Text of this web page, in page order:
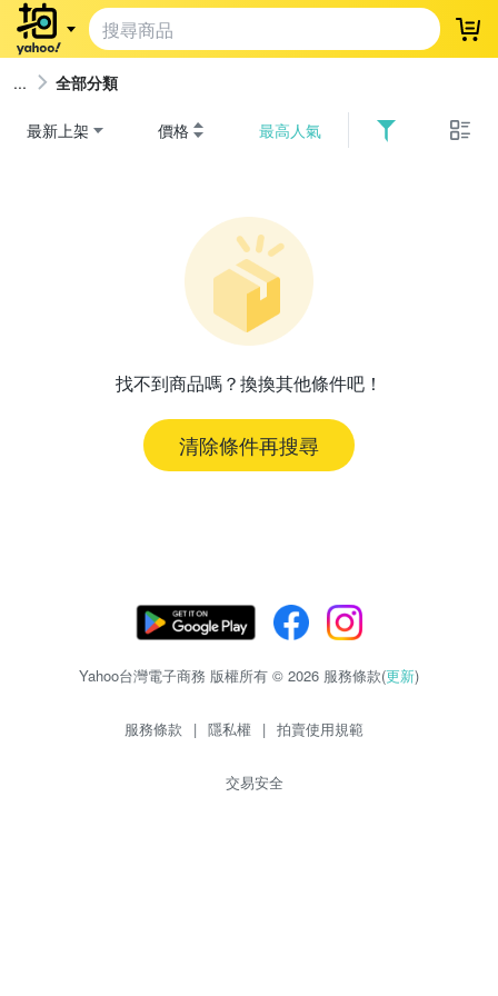
登
全部分類
最新上架 價格 最高人氣
找不到商品嗎？換換其他條件吧！
清除條件再搜尋
Yahoo台灣電子商務 版權所有 © 2026 服務條款(更新)
服務條款 | 隱私權 | 拍賣使用規範
交易安全